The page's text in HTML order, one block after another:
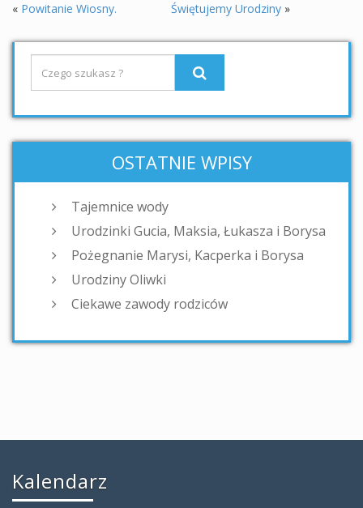
« Powitanie Wiosny. Świętujemy Urodziny»
OSTATNIE WPISY
Tajemnice wody
Urodzinki Gucia, Maksia, Łukasza i Borysa
Pożegnanie Marysi, Kacperka i Borysa
Urodziny Oliwki
Ciekawe zawody rodziców
Kalendarz